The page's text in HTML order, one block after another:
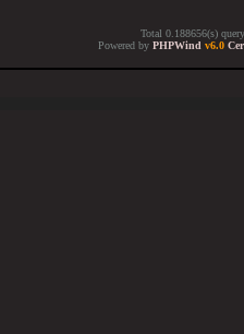
Total 0.188656(s)
Powered by PHPWind v6.0